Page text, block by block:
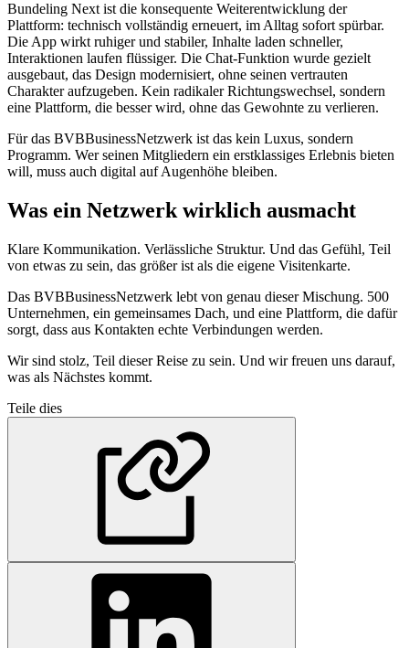
Bundeling Next ist die konsequente Weiterentwicklung der
Plattform: technisch vollständig erneuert, im Alltag sofort spürbar.
Die App wirkt ruhiger und stabiler, Inhalte laden schneller,
Interaktionen laufen flüssiger. Die Chat-Funktion wurde gezielt
ausgebaut, das Design modernisiert, ohne seinen vertrauten
Charakter aufzugeben. Kein radikaler Richtungswechsel, sondern
eine Plattform, die besser wird, ohne das Gewohnte zu verlieren.
Für das BVBBusinessNetzwerk ist das kein Luxus, sondern
Programm. Wer seinen Mitgliedern ein erstklassiges Erlebnis bieten
will, muss auch digital auf Augenhöhe bleiben.
Was ein Netzwerk wirklich ausmacht
Klare Kommunikation. Verlässliche Struktur. Und das Gefühl, Teil
von etwas zu sein, das größer ist als die eigene Visitenkarte.
Das BVBBusinessNetzwerk lebt von genau dieser Mischung. 500
Unternehmen, ein gemeinsames Dach, und eine Plattform, die dafür
sorgt, dass aus Kontakten echte Verbindungen werden.
Wir sind stolz, Teil dieser Reise zu sein. Und wir freuen uns darauf,
was als Nächstes kommt.
Teile dies